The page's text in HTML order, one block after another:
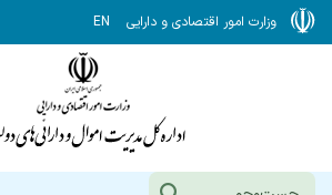
وزارت امور اقتصادی و دارایی EN